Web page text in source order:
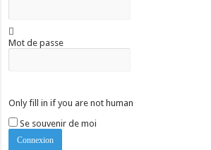
Mot de passe
Only fill in if you are not human
Se souvenir de moi